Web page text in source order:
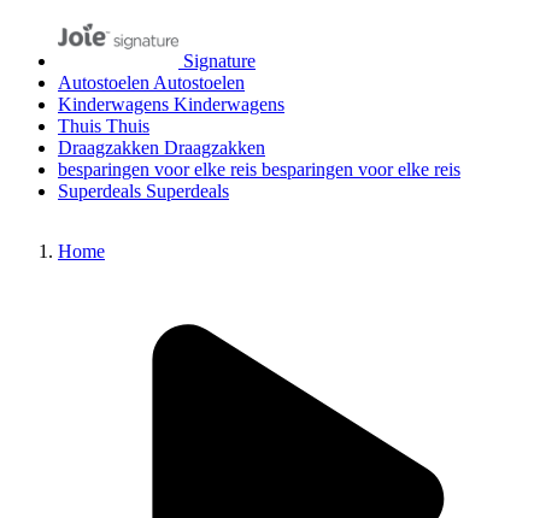
Signature
Autostoelen Autostoelen
Kinderwagens Kinderwagens
Thuis Thuis
Draagzakken Draagzakken
besparingen voor elke reis besparingen voor elke reis
Superdeals Superdeals
Home